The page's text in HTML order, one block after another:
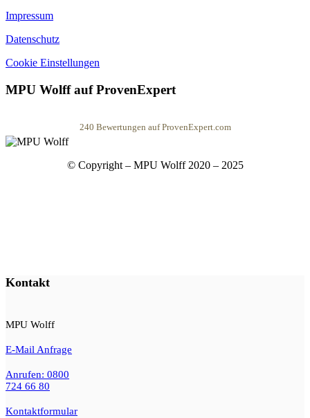
Impressum
Datenschutz
Cookie Einstellungen
MPU Wolff auf ProvenExpert
MPU Wolff
240 Bewertungen auf ProvenExpert.com
© Copyright – MPU Wolff 2020 – 2025
Kontakt
MPU Wolff
E-Mail Anfrage
Anrufen: 0800
724 66 80
Kontaktformular